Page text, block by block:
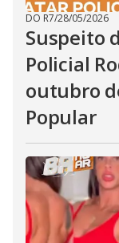
DO R7/28/05/2026
Suspeito
Policial
outubro
Popular